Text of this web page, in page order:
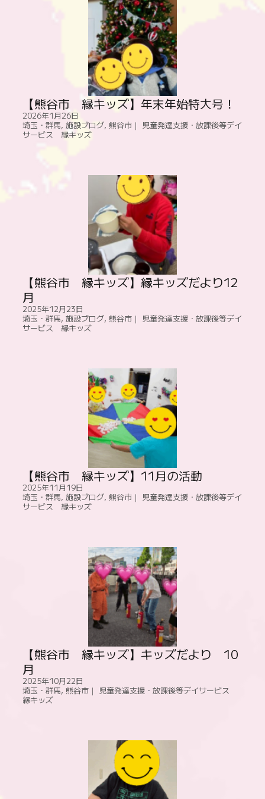
【熊谷市 縁キッズ】年末年始特大号！
2026年1月26日
埼玉・群馬, 施設ブログ, 熊谷市｜ 児童発達支援・放課後等デイ
サービス 縁キッズ
【熊谷市 縁キッズ】縁キッズだより12
月
2025年12月23日
埼玉・群馬, 施設ブログ, 熊谷市｜ 児童発達支援・放課後等デイ
サービス 縁キッズ
【熊谷市 縁キッズ】11月の活動
2025年11月19日
埼玉・群馬, 施設ブログ, 熊谷市｜ 児童発達支援・放課後等デイ
サービス 縁キッズ
【熊谷市 縁キッズ】キッズだより 10
月
2025年10月22日
埼玉・群馬, 熊谷市｜ 児童発達支援・放課後等デイサービス
縁キッズ